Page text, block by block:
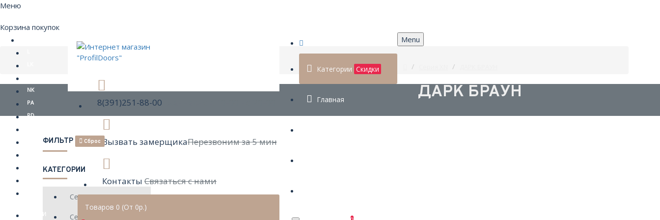
Меню
Корзина покупок
NK
PA
PD
ВОЙТИ
8(391)251-88-00
Вызвать замерщикаПерезвоним за 5 мин
Контакты Связаться с нами
Товаров 0 (От 0р.)
Категории Скидки
Главная
Menu
ДАРК БРАУН
ФИЛЬТР Сброс
КАТЕГОРИИ
Серия E
Серия L